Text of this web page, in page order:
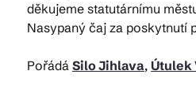
děkujeme statutárnímu
Nasypaný čaj za poskytnutí
Pořádá Silo Jihlava, Útulek